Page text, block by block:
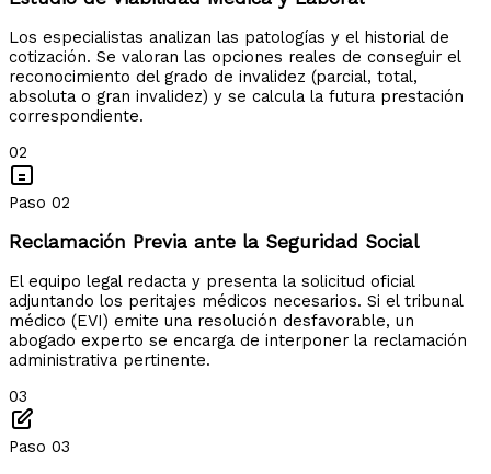
Los especialistas analizan las patologías y el historial de
cotización. Se valoran las opciones reales de conseguir el
reconocimiento del grado de invalidez (parcial, total,
absoluta o gran invalidez) y se calcula la futura prestación
correspondiente.
02
Paso 02
Reclamación Previa ante la Seguridad Social
El equipo legal redacta y presenta la solicitud oficial
adjuntando los peritajes médicos necesarios. Si el tribunal
médico (EVI) emite una resolución desfavorable, un
abogado experto se encarga de interponer la reclamación
administrativa pertinente.
03
Paso 03